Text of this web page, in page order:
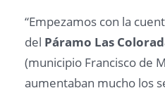
“Empezamos con la
del Páramo Las
(municipio Francisco de
aumentaban mucho los